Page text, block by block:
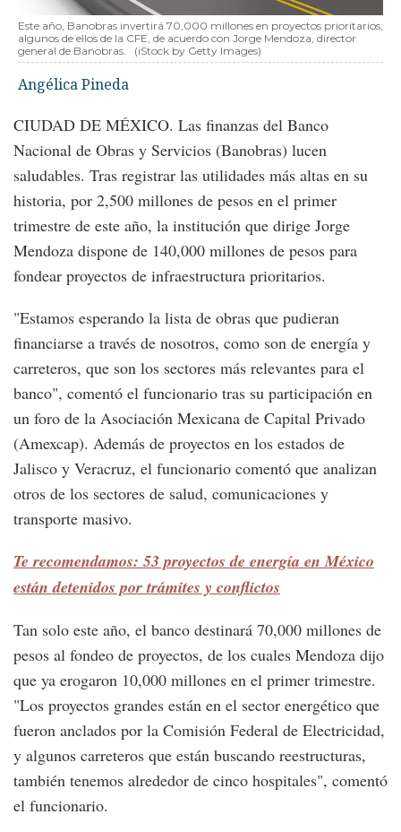
Este año, Banobras invertirá 70,000 millones en proyectos prioritarios,
algunos de ellos de la CFE, de acuerdo con Jorge Mendoza, director
general de Banobras.
(iStock by Getty Images)
Angélica Pineda
CIUDAD DE MÉXICO. Las finanzas del Banco
Nacional de Obras y Servicios (Banobras) lucen
saludables. Tras registrar las utilidades más altas en su
historia, por 2,500 millones de pesos en el primer
trimestre de este año, la institución que dirige Jorge
Mendoza dispone de 140,000 millones de pesos para
fondear proyectos de infraestructura prioritarios.
"Estamos esperando la lista de obras que pudieran
financiarse a través de nosotros, como son de energía y
carreteros, que son los sectores más relevantes para el
banco", comentó el funcionario tras su participación en
un foro de la Asociación Mexicana de Capital Privado
(Amexcap). Además de proyectos en los estados de
Jalisco y Veracruz, el funcionario comentó que analizan
otros de los sectores de salud, comunicaciones y
transporte masivo.
Te recomendamos: 53 proyectos de energía en México
están detenidos por trámites y conflictos
Tan solo este año, el banco destinará 70,000 millones de
pesos al fondeo de proyectos, de los cuales Mendoza dijo
que ya erogaron 10,000 millones en el primer trimestre.
"Los proyectos grandes están en el sector energético que
fueron anclados por la Comisión Federal de Electricidad,
y algunos carreteros que están buscando reestructuras,
también tenemos alrededor de cinco hospitales", comentó
el funcionario.